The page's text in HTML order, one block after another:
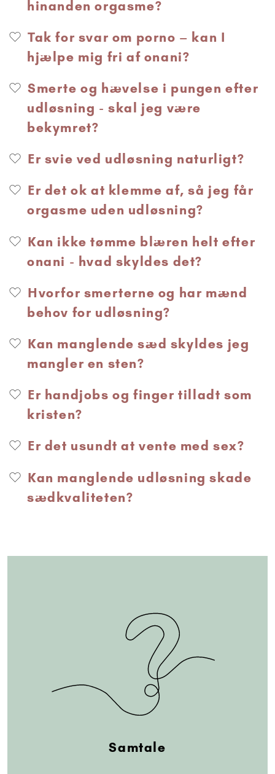
hinanden orgasme?
Tak for svar om porno – kan I
hjælpe mig fri af onani?
Smerte og hævelse i pungen efter
udløsning - skal jeg være
bekymret?
Er svie ved udløsning naturligt?
Er det ok at klemme af, så jeg får
orgasme uden udløsning?
Kan ikke tømme blæren helt efter
onani - hvad skyldes det?
Hvorfor smerterne og har mænd
behov for udløsning?
Kan manglende sæd skyldes jeg
mangler en sten?
Er handjobs og finger tilladt som
kristen?
Er det usundt at vente med sex?
Kan manglende udløsning skade
sædkvaliteten?
Samtale